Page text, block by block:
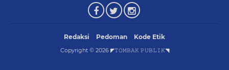
Redaksi Pedoman Kode Etik
Copyright © 2026 ◤𝚃𝙾𝙼𝙱𝙰𝙺 𝙿𝚄𝙱𝙻𝙸𝙺◥